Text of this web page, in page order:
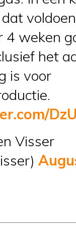
4 weken
het
is voor
Visser